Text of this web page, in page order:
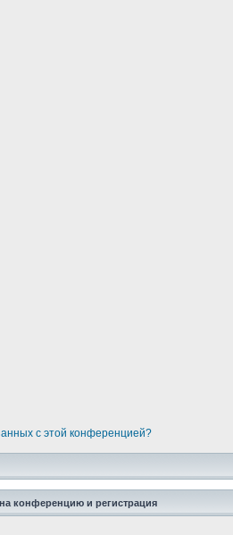
с этой конференцией?
конференцию и регистрация